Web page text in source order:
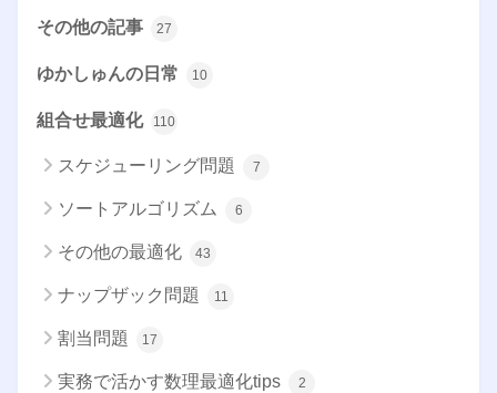
その他の記事 27
ゆかしゅんの日常 10
組合せ最適化 110
スケジューリング問題 7
ソートアルゴリズム 6
その他の最適化 43
ナップザック問題 11
割当問題 17
実務で活かす数理最適化tips 2